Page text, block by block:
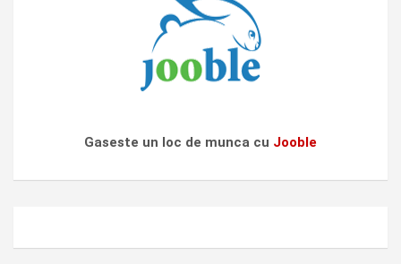
Gaseste un loc de munca cu Jooble